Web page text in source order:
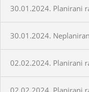
30.01.2024. Planirani
30.01.2024.
02.02.2024. Planirani
02.02.2024. Planirani